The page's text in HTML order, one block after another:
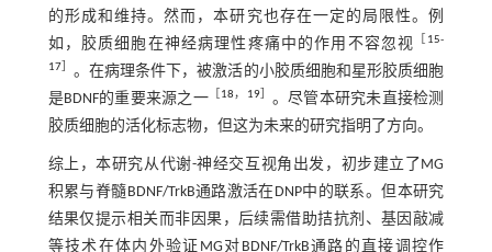
的形成和维持。然而，本研究也存在一定的局限性。例
如，胶质细胞在神经病理性疼痛中的作用不容忽视
15-
17］ 。在病理条件下，被激活的小胶质细胞和星形胶质细胞
是BDNF的重要来源之一［ 18， 19］ 。尽管本研究未直接检测
胶质细胞的活化标志物，但这为未来的研究指明了方向。
综上，本研究从代谢-神经交互视角出发，初步建立了MG
积累与脊髓BDNF/TrkB通路激活在DNP中的联系。但本研究
结果仅提示相关而非因果，后续需借助拮抗剂、基因敲减
等技术在体内外验证MG对BDNF/TrkB通路的直接调控作